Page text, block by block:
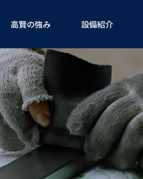
高賢の強み 設備紹介